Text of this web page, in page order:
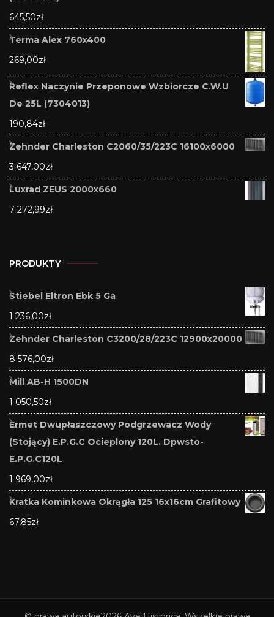
645,50zł
Terma Alex 760x400
269,00zł
Reflex Naczynie Przeponowe Wzbiorcze C.W.U
De 25L (7304013)
190,84zł
Zehnder Charleston C2060/35/223C 16100x6000
3 647,00zł
Luxrad ZEUS 2000x660
7 272,99zł
PRODUKTY
Stiebel Eltron Ebk 5 Ga
1 236,00zł
Zehnder Charleston C3200/28/223C 12900x20000
8 576,00zł
Mill AB-H 1500DN
1 050,50zł
Ermet Dwupłaszczowy Podgrzewacz Wody
(Stojący) E.P.G.C Ocieplony 120L. Dpwsto-
E.P.G.C120L
1 969,00zł
Kratka Kominkowa Okrągła 125 16x16cm Grafitowy
67,85zł